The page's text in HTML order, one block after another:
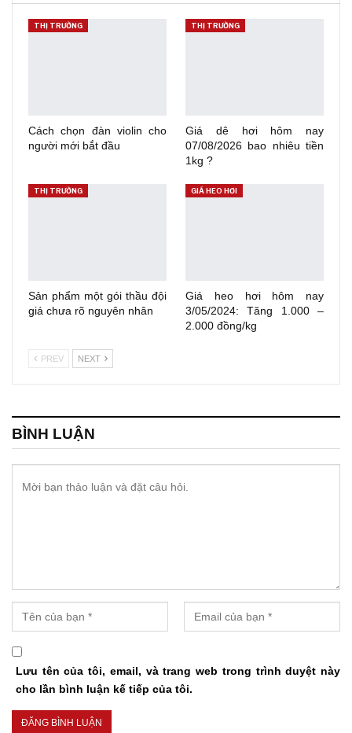
THỊ TRƯỜNG
Cách chọn đàn violin cho
người mới bắt đầu
THỊ TRƯỜNG
Giá dê hơi hôm nay
07/08/2026 bao nhiêu tiền
1kg ?
THỊ TRƯỜNG
Sản phẩm một gói thầu đội
giá chưa rõ nguyên nhân
GIÁ HEO HƠI
Giá heo hơi hôm nay
3/05/2024: Tăng 1.000 –
2.000 đồng/kg
PREV NEXT
BÌNH LUẬN
Lưu tên của tôi, email, và trang web trong trình duyệt này
cho lần bình luận kế tiếp của tôi.